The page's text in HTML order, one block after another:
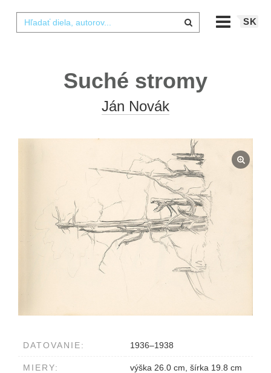
SK
Suché stromy
Ján Novák
DATOVANIE: 1936–1938
MIERY: výška 26.0 cm, šírka 19.8 cm